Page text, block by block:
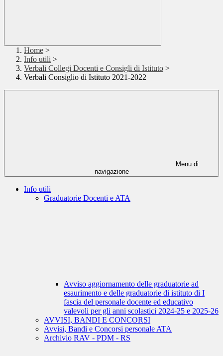
Home >
Info utili >
Verbali Collegi Docenti e Consigli di Istituto >
Verbali Consiglio di Istituto 2021-2022
Menu di
navigazione
Info utili
Graduatorie Docenti e ATA
Avviso aggiornamento delle graduatorie ad
esaurimento e delle graduatorie di istituto di I
fascia del personale docente ed educativo
valevoli per gli anni scolastici 2024-25 e 2025-26
AVVISI, BANDI E CONCORSI
Avvisi, Bandi e Concorsi personale ATA
Archivio RAV - PDM - RS